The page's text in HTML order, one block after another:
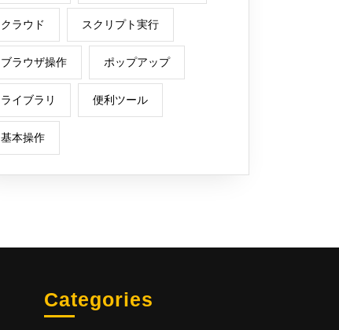
クラウド スクリプト実行
ブラウザ操作 ポップアップ
ライブラリ 便利ツール
基本操作
Categories